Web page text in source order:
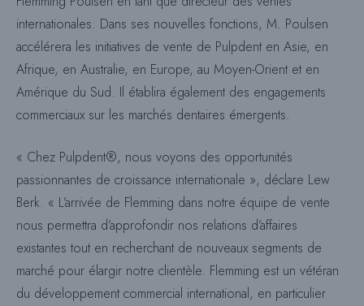
internationales. Dans ses nouvelles fonctions, M. Poulsen
accélérera les initiatives de vente de Pulpdent en Asie, en
Afrique, en Australie, en Europe, au Moyen-Orient et en
Amérique du Sud. Il établira également des engagements
commerciaux sur les marchés dentaires émergents.
« Chez Pulpdent®, nous voyons des opportunités
passionnantes de croissance internationale », déclare Lew
Berk. « L’arrivée de Flemming dans notre équipe de vente
nous permettra d’approfondir nos relations d’affaires
existantes tout en recherchant de nouveaux segments de
marché pour élargir notre clientèle. Flemming est un vétéran
du développement commercial international, en particulier